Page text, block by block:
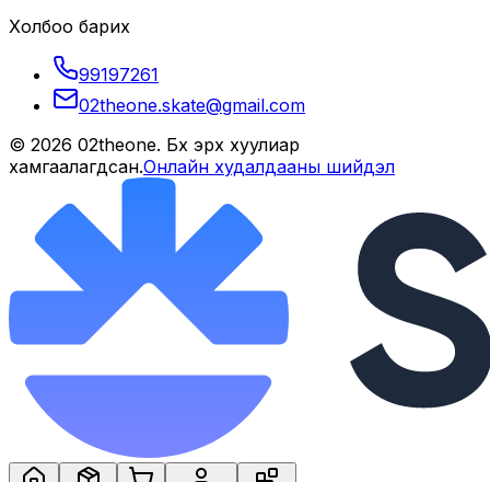
Холбоо барих
99197261
02theone.skate@gmail.com
© 2026 02theone. Бүх эрх хуулиар
хамгаалагдсан.Онлайн худалдааны шийдэл